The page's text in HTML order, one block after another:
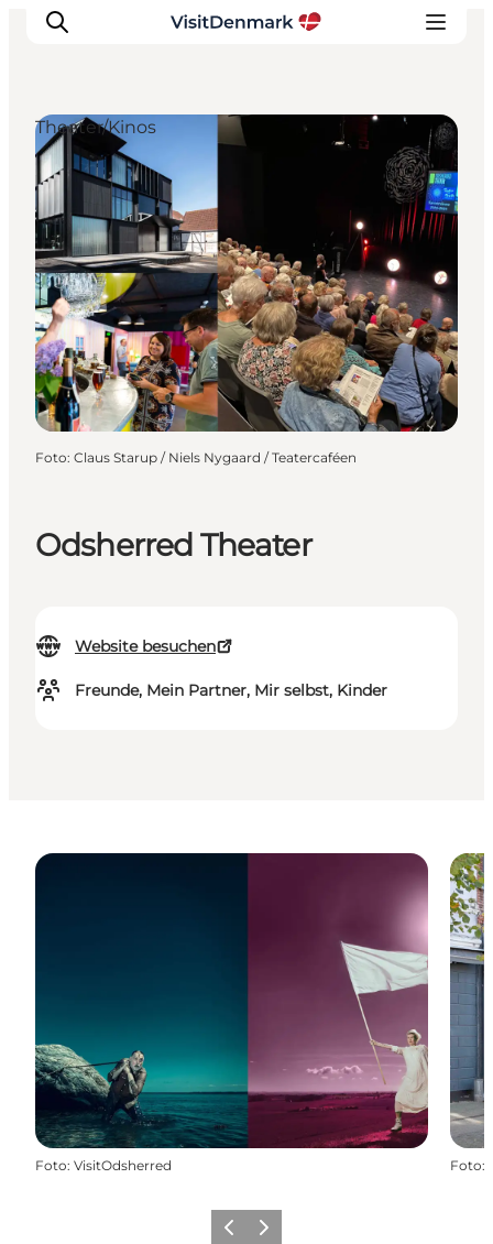
Inspiration
Regionen
Erlebnisse
Unterkünfte
Reiseplanung
Odsherred Theater
Website besuchen
Freunde, Mein Partner, Mir selbst, Kinder
Theater/Kinos
Foto: Claus Starup / Niels Nygaard / Teatercaféen
Foto: VisitOdsherred Foto:
ZurückWeiter